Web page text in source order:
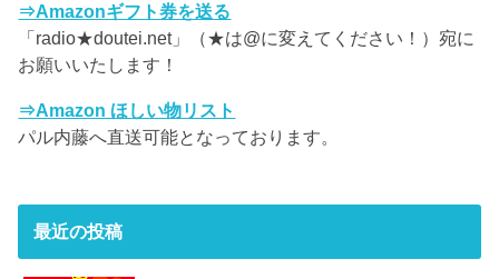
⇒Amazonギフト券を送る
「radio★doutei.net」（★は@に変えてください！）宛に
お願いいたします！
⇒Amazon ほしい物リスト
パル内藤へ直送可能となっております。
最近の投稿